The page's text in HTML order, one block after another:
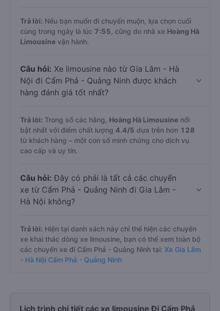
Trả lời: Nếu bạn muốn đi chuyến muộn, lựa chọn cuối
cùng trong ngày là lúc 7:55 , cũng do nhà xe Hoàng Hà
Limousine vận hành.
Câu hỏi: Xe limousine nào từ Gia Lâm - Hà
Nội đi Cẩm Phả - Quảng Ninh được khách
hàng đánh giá tốt nhất?
Trả lời: Trong số các hãng, Hoàng Hà Limousine nổi
bật nhất với điểm chất lượng 4.4/5 dựa trên hơn 128
từ khách hàng – một con số minh chứng cho dịch vụ
cao cấp và uy tín.
Câu hỏi: Đây có phải là tất cả các chuyến
xe từ Cẩm Phả - Quảng Ninh đi Gia Lâm -
Hà Nội không?
Trả lời: Hiện tại danh sách này chỉ thể hiện các chuyến
xe khai thác dòng xe limousine, bạn có thể xem toàn bộ
các chuyến xe đi Cẩm Phả - Quảng Ninh tại: Xe Gia Lâm
- Hà Nội Cẩm Phả - Quảng Ninh
Lịch trình chi tiết các xe limousine Đi Cẩm Phả